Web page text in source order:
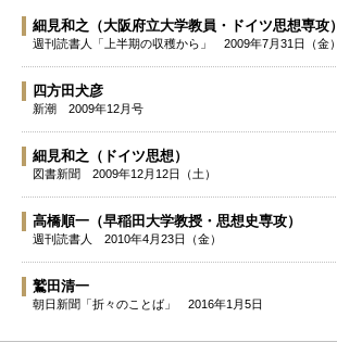
細見和之 （大阪府立大学教員・ドイツ思想専攻）
週刊読書人「上半期の収穫から」 2009年7月31日（金）
四方田犬彦
新潮 2009年12月号
細見和之 （ドイツ思想）
図書新聞 2009年12月12日（土）
高橋順一（早稲田大学教授・思想史専攻）
週刊読書人 2010年4月23日（金）
鷲田清一
朝日新聞「折々のことば」 2016年1月5日